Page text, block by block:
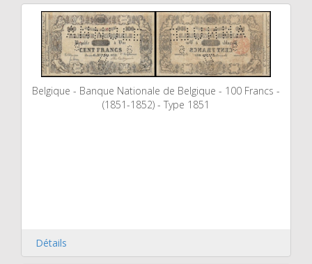
Belgique - Banque Nationale de Belgique - 100 Francs -
(1851-1852) - Type 1851
Détails